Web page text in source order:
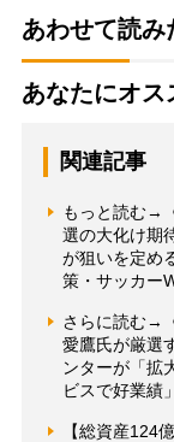
あわせて読み
あなたにオス
関連記事
もっと読む→
選の大化け期
が狙いを定め
策・サッカー
さらに読む→
愛鷹氏が厳選
ンターが「拡
ビスで好業績
【総資産124